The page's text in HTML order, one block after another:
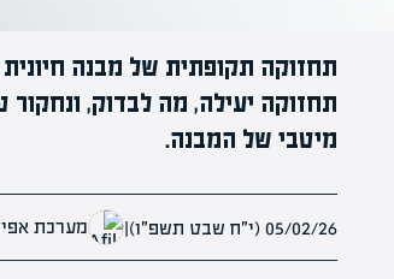
תחזוקה תקופתית של מבנה חיונית
תחזוקה יעילה, מה לבדוק,
מיטבי של המבנה.
05/02/26 (י״ח שבט תשפ״ו) | מערכת